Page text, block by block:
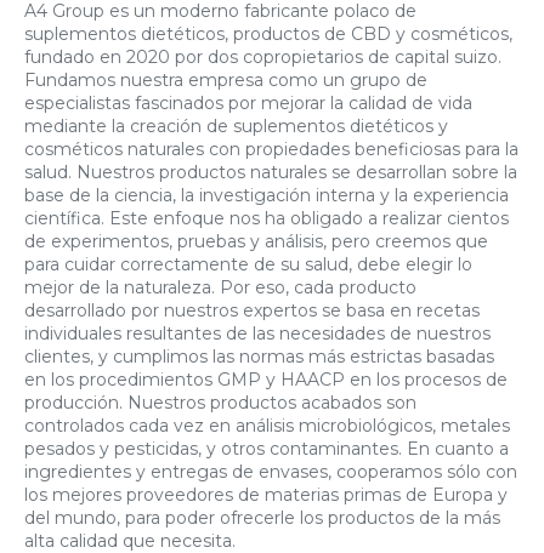
A4 Group es un moderno fabricante polaco de
suplementos dietéticos, productos de CBD y cosméticos,
fundado en 2020 por dos copropietarios de capital suizo.
Fundamos nuestra empresa como un grupo de
especialistas fascinados por mejorar la calidad de vida
mediante la creación de suplementos dietéticos y
cosméticos naturales con propiedades beneficiosas para la
salud. Nuestros productos naturales se desarrollan sobre la
base de la ciencia, la investigación interna y la experiencia
científica. Este enfoque nos ha obligado a realizar cientos
de experimentos, pruebas y análisis, pero creemos que
para cuidar correctamente de su salud, debe elegir lo
mejor de la naturaleza. Por eso, cada producto
desarrollado por nuestros expertos se basa en recetas
individuales resultantes de las necesidades de nuestros
clientes, y cumplimos las normas más estrictas basadas
en los procedimientos GMP y HAACP en los procesos de
producción. Nuestros productos acabados son
controlados cada vez en análisis microbiológicos, metales
pesados y pesticidas, y otros contaminantes. En cuanto a
ingredientes y entregas de envases, cooperamos sólo con
los mejores proveedores de materias primas de Europa y
del mundo, para poder ofrecerle los productos de la más
alta calidad que necesita.